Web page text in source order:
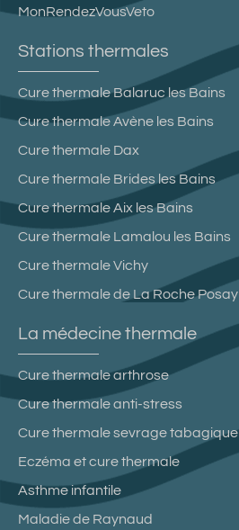
MonRendezVousVeto
Stations thermales
Cure thermale Balaruc les Bains
Cure thermale Avène les Bains
Cure thermale Dax
Cure thermale Brides les Bains
Cure thermale Aix les Bains
Cure thermale Lamalou les Bains
Cure thermale Vichy
Cure thermale de La Roche Posay
La médecine thermale
Cure thermale arthrose
Cure thermale anti-stress
Cure thermale sevrage tabagique
Eczéma et cure thermale
Asthme infantile
Maladie de Raynaud